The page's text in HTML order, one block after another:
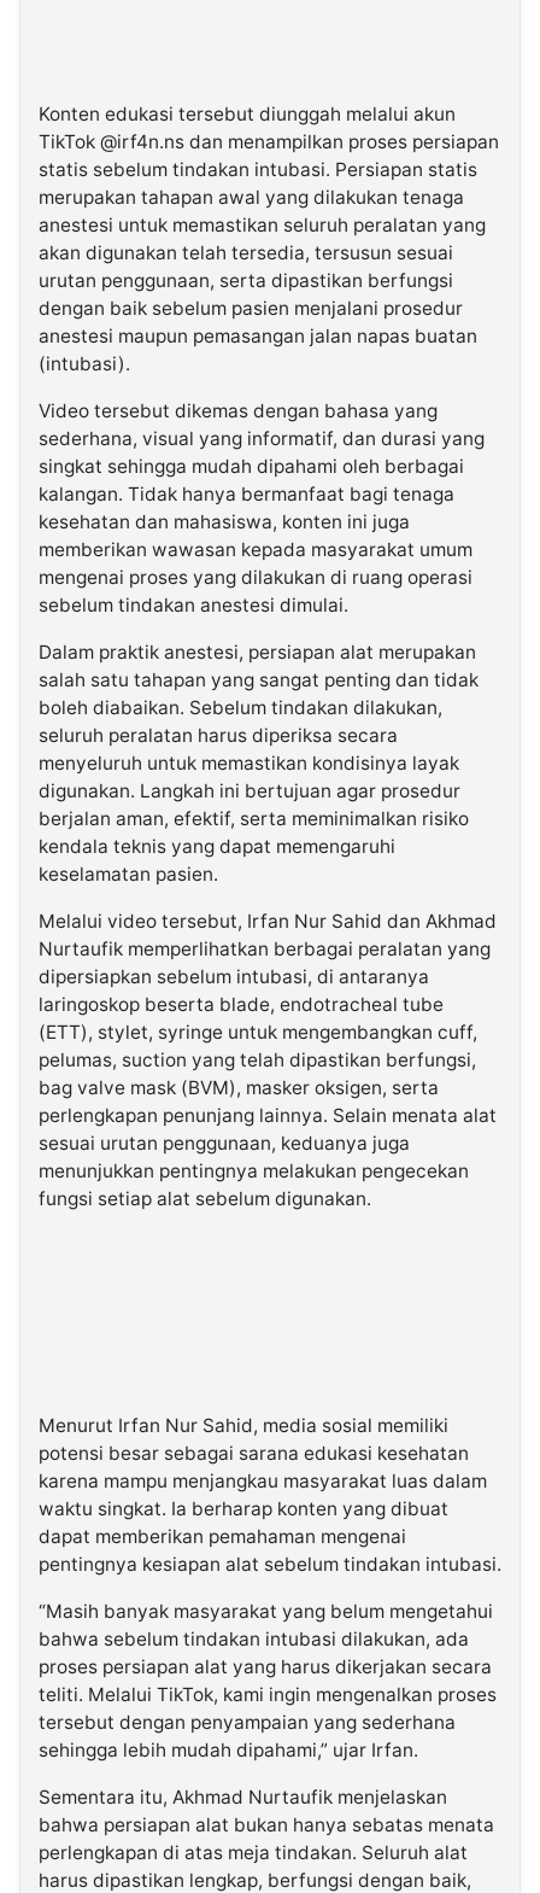
Konten edukasi tersebut diunggah melalui akun
TikTok @irf4n.ns dan menampilkan proses persiapan
statis sebelum tindakan intubasi. Persiapan statis
merupakan tahapan awal yang dilakukan tenaga
anestesi untuk memastikan seluruh peralatan yang
akan digunakan telah tersedia, tersusun sesuai
urutan penggunaan, serta dipastikan berfungsi
dengan baik sebelum pasien menjalani prosedur
anestesi maupun pemasangan jalan napas buatan
(intubasi).
Video tersebut dikemas dengan bahasa yang
sederhana, visual yang informatif, dan durasi yang
singkat sehingga mudah dipahami oleh berbagai
kalangan. Tidak hanya bermanfaat bagi tenaga
kesehatan dan mahasiswa, konten ini juga
memberikan wawasan kepada masyarakat umum
mengenai proses yang dilakukan di ruang operasi
sebelum tindakan anestesi dimulai.
Dalam praktik anestesi, persiapan alat merupakan
salah satu tahapan yang sangat penting dan tidak
boleh diabaikan. Sebelum tindakan dilakukan,
seluruh peralatan harus diperiksa secara
menyeluruh untuk memastikan kondisinya layak
digunakan. Langkah ini bertujuan agar prosedur
berjalan aman, efektif, serta meminimalkan risiko
kendala teknis yang dapat memengaruhi
keselamatan pasien.
Melalui video tersebut, Irfan Nur Sahid dan Akhmad
Nurtaufik memperlihatkan berbagai peralatan yang
dipersiapkan sebelum intubasi, di antaranya
laringoskop beserta blade, endotracheal tube
(ETT), stylet, syringe untuk mengembangkan cuff,
pelumas, suction yang telah dipastikan berfungsi,
bag valve mask (BVM), masker oksigen, serta
perlengkapan penunjang lainnya. Selain menata alat
sesuai urutan penggunaan, keduanya juga
menunjukkan pentingnya melakukan pengecekan
fungsi setiap alat sebelum digunakan.
Menurut Irfan Nur Sahid, media sosial memiliki
potensi besar sebagai sarana edukasi kesehatan
karena mampu menjangkau masyarakat luas dalam
waktu singkat. Ia berharap konten yang dibuat
dapat memberikan pemahaman mengenai
pentingnya kesiapan alat sebelum tindakan intubasi.
“Masih banyak masyarakat yang belum mengetahui
bahwa sebelum tindakan intubasi dilakukan, ada
proses persiapan alat yang harus dikerjakan secara
teliti. Melalui TikTok, kami ingin mengenalkan proses
tersebut dengan penyampaian yang sederhana
sehingga lebih mudah dipahami,” ujar Irfan.
Sementara itu, Akhmad Nurtaufik menjelaskan
bahwa persiapan alat bukan hanya sebatas menata
perlengkapan di atas meja tindakan. Seluruh alat
harus dipastikan lengkap, berfungsi dengan baik,